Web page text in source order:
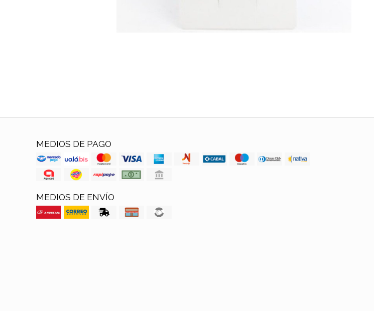
MEDIOS DE PAGO
MEDIOS DE ENVÍO